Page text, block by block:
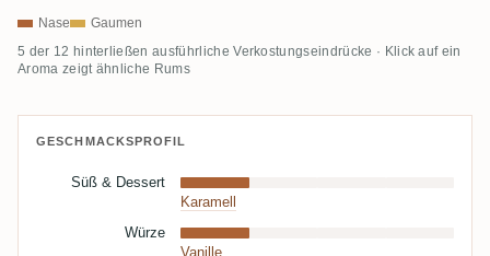
Nase Gaumen
5 der 12 hinterließen ausführliche Verkostungseindrücke · Klick auf ein
Aroma zeigt ähnliche Rums
GESCHMACKSPROFIL
Süß & Dessert
Karamell
Würze
Vanille